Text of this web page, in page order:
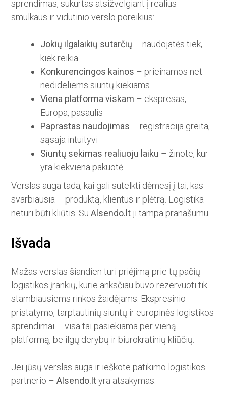
sprendimas, sukurtas atsižvelgiant į realius
smulkaus ir vidutinio verslo poreikius:
Jokių ilgalaikių sutarčių – naudojatės tiek,
kiek reikia
Konkurencingos kainos – prieinamos net
nedideliems siuntų kiekiams
Viena platforma viskam – ekspresas,
Europa, pasaulis
Paprastas naudojimas – registracija greita,
sąsaja intuityvi
Siuntų sekimas realiuoju laiku – žinote, kur
yra kiekviena pakuotė
Verslas auga tada, kai gali sutelkti dėmesį į tai, kas
svarbiausia – produktą, klientus ir plėtrą. Logistika
neturi būti kliūtis. SuAlsendo.lt ji tampa pranašumu.
Išvada
Mažas verslas šiandien turi priėjimą prie tų pačių
logistikos įrankių, kurie anksčiau buvo rezervuoti tik
stambiausiems rinkos žaidėjams. Ekspresinio
pristatymo, tarptautinių siuntų ir europinės logistikos
sprendimai – visa tai pasiekiama per vieną
platformą, be ilgų derybų ir biurokratinių kliūčių.
Jei jūsų verslas auga ir ieškote patikimo logistikos
partnerio –Alsendo.ltyra atsakymas.